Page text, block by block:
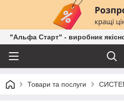
"Альфа Старт" - виробник
Товари та послуги